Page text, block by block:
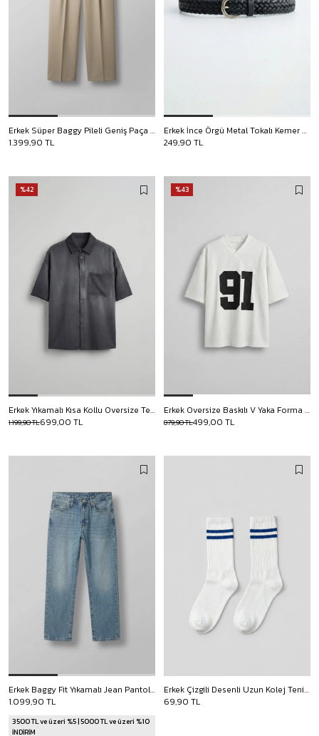
Erkek Süper Baggy Pileli Geniş Paça Gabardin Pantolon Bej
1.399,90 TL
Erkek İnce Örgü Metal Tokalı Kemer Siyah
249,90 TL
%42
Erkek Yıkamalı Kısa Kollu Oversize Tensel Gömlek Siyah
699,00 TL
1.199,90 TL
%43
Erkek Oversize Baskılı V Yaka Forma T-Shirt Ekru
499,00 TL
879,90 TL
Erkek Baggy Fit Yıkamalı Jean Pantolon Mavi
1.099,90 TL
3500 TL ve üzeri %5 | 5000 TL ve üzeri %10
İNDİRİM
Erkek Çizgili Desenli Uzun Kolej Tenis Çorap Mavi
69,90 TL